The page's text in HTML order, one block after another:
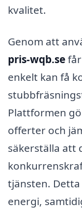
kvalitet.
Genom att
pris-wqb.se
enkelt kan få
Plattformen
offerter och
säkerställa att
tjänsten.
energi,